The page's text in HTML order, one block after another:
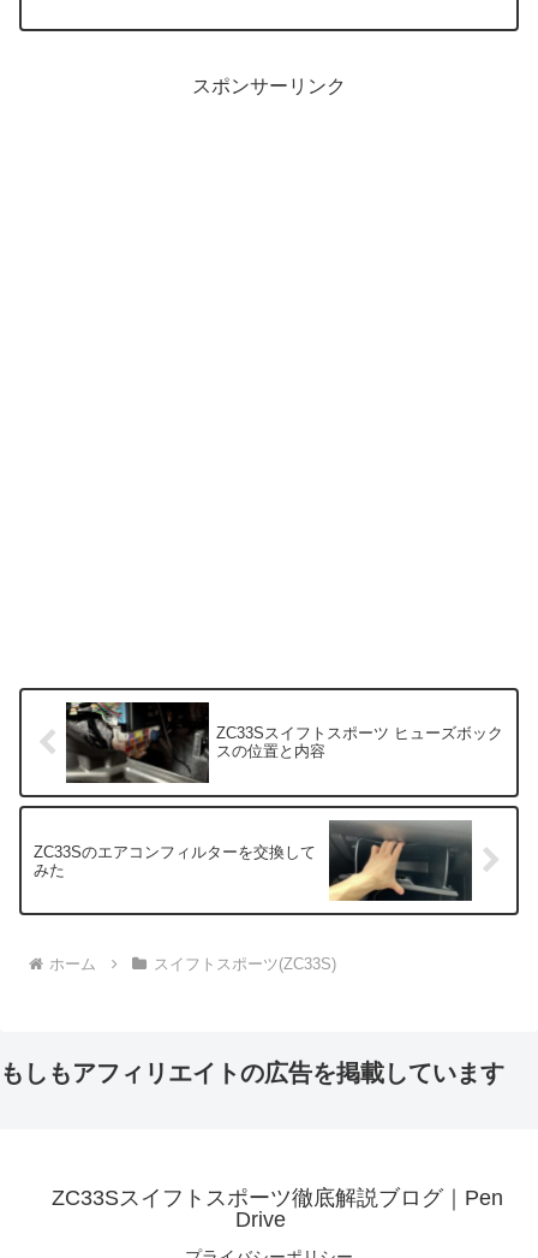
スポンサーリンク
ZC33Sスイフトスポーツ ヒューズボック
スの位置と内容
ZC33Sのエアコンフィルターを交換して
みた
ホーム スイフトスポーツ(ZC33S)
もしもアフィリエイトの広告を掲載しています
ZC33Sスイフトスポーツ徹底解説ブログ｜Pen
Drive